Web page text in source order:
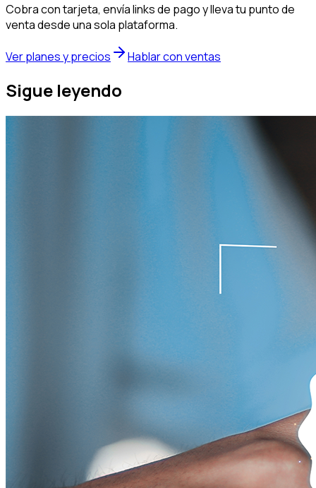
Cobra con tarjeta, envía links de pago y lleva tu punto de
venta desde una sola plataforma.
Ver planes y precios Hablar con ventas
Sigue leyendo